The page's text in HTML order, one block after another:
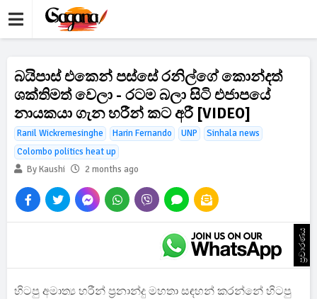
බයිපාස් එකෙන් පස්සේ රනිල්ගේ කොන්දත්
ශක්තිමත් වෙලා - රටම බලා සිටි එජාපයේ
නායකයා ගැන හරීන් කට අරී [VIDEO]
Ranil Wickremesinghe Harin Fernando UNP
Sinhala news
Colombo politics heat up
By Kaushi
2 months ago
ප්‍රචාරණය
හිටපු අමාත්‍ය හරීන් ප්‍රනාන්දු මහතා සඳහන් කරන්නේ හිටපු